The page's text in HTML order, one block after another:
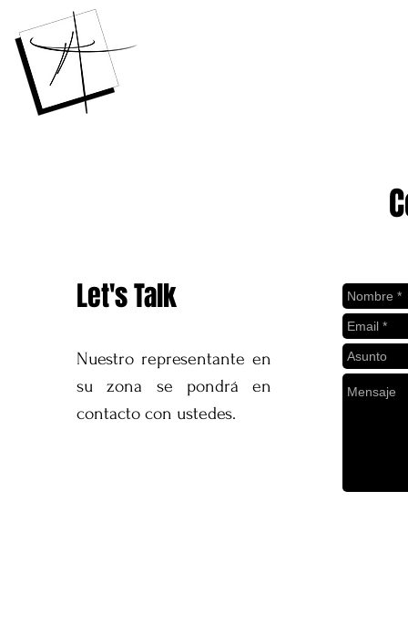
Let's Talk
Nuestro representante en
su zona se pondrá en
contacto con ustedes.